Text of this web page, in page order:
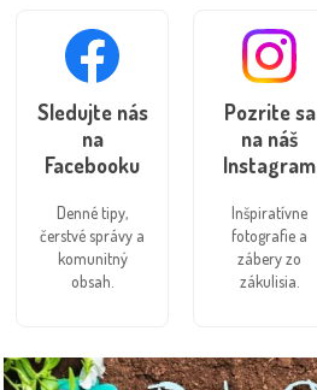
Sledujte nás
na
Facebooku
Denné tipy,
čerstvé správy a
komunitný
obsah.
Pozrite sa
na náš
Instagram
Inšpiratívne
fotografie a
zábery zo
zákulisia.